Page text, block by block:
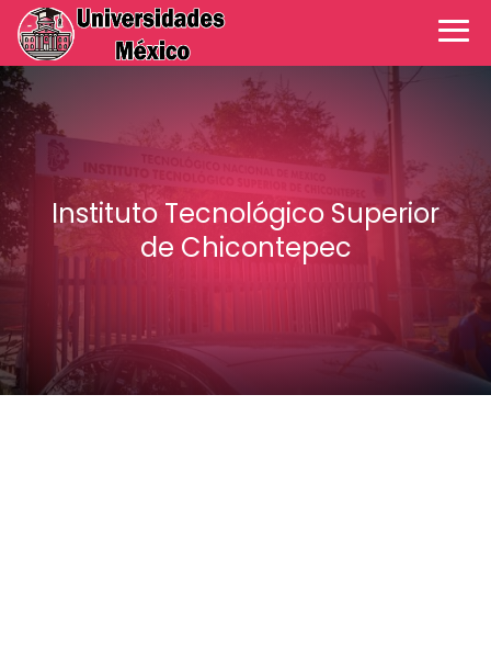
Instituto Tecnológico Superior
de Chicontepec